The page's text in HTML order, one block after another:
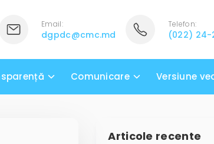
Email:
dgpdc@cmc.md
Telefon:
(022) 24-
Comunicare Versiune
Articole recente